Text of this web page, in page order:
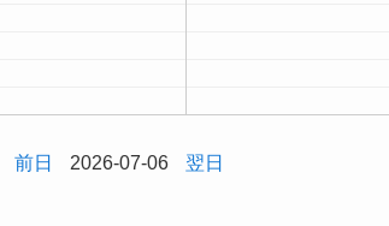
前日 2026-07-06 翌日